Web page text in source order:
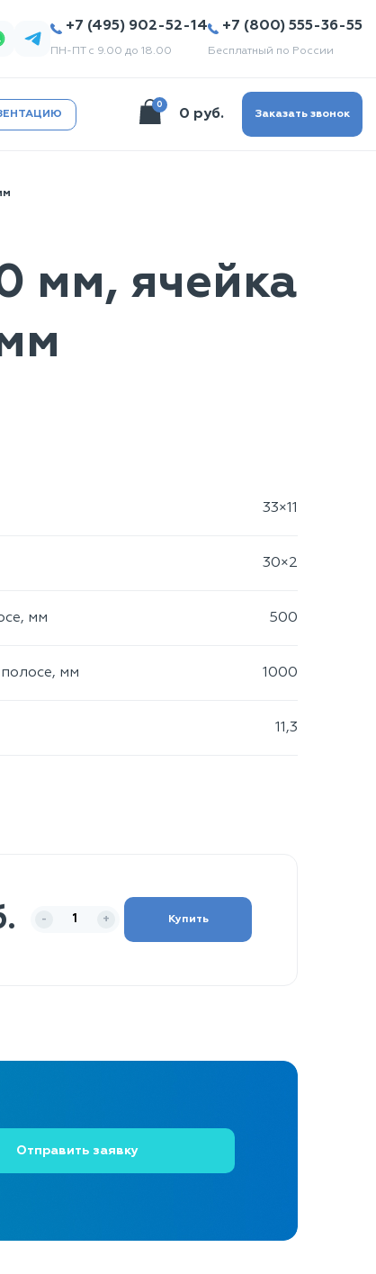
+7 (800) 555-36-55
Бесплатный по России
+7 (495) 902-52-14
ПН-ПТ с 9.00 до 18.00
0
0 руб. Заказать звонок
мм, ячейка
33×11
30×2
мм 500
мм 1000
11,3
- + Купить
Отправить заявку